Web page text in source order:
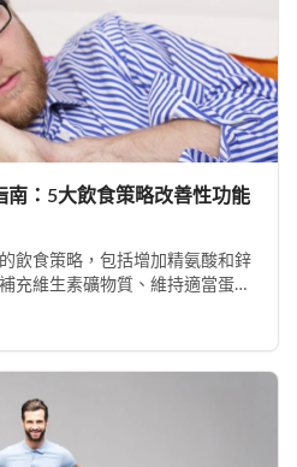
南：5大飲食策略改善性功能
飲食策略，包括增加精氨酸和鋅
充維生素礦物質、維持適當蛋白